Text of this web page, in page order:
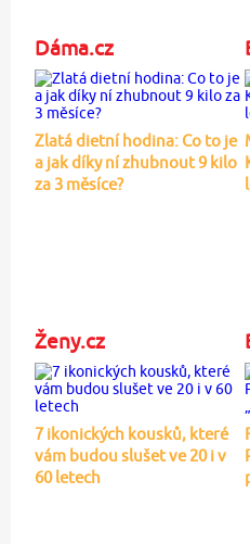
Dáma.cz
Zlatá dietní hodina: Co to je
a jak díky ní zhubnout 9 kilo
za 3 měsíce?
Ženy.cz
7 ikonických kousků, které
vám budou slušet ve 20 i v
60 letech